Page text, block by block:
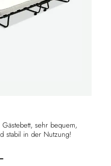
Gästebett, sehr bequem,
stabil in der Nutzung!